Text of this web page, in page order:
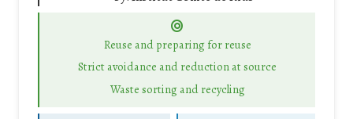
Reuse and preparing for reuse
Strict avoidance and reduction at source
Waste sorting and recycling